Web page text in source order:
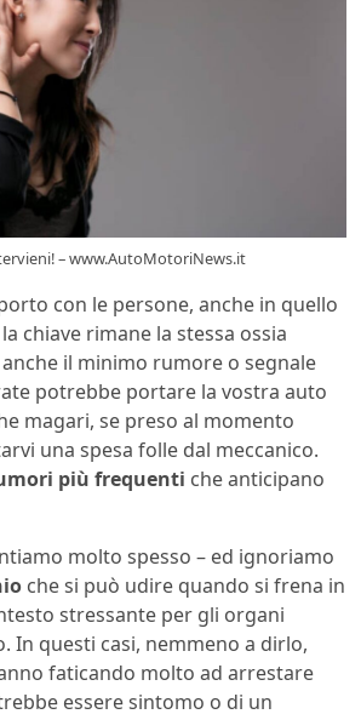
– www.AutoMotoriNews.it
con le persone, anche in quello
chiave rimane la stessa ossia
il minimo rumore o segnale
potrebbe portare la vostra auto
magari, se preso al momento
una spesa folle dal meccanico.
più frequenti che anticipano
molto spesso – ed ignoriamo
che si può udire quando si frena in
stressante per gli organi
In questi casi, nemmeno a dirlo,
faticando molto ad arrestare
essere sintomo o di un